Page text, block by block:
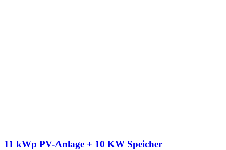
11 kWp PV-Anlage + 10 KW Speicher